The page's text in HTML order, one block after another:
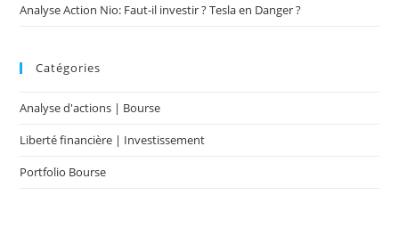
Analyse Action Nio: Faut-il investir ? Tesla en Danger ?
Catégories
Analyse d'actions | Bourse
Liberté financière | Investissement
Portfolio Bourse